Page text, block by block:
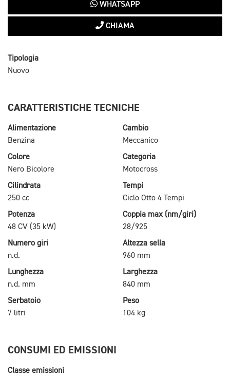
WHATSAPP
CHIAMA
Tipologia
Nuovo
CARATTERISTICHE TECNICHE
Alimentazione
Benzina
Cambio
Meccanico
Colore
Nero Bicolore
Categoria
Motocross
Cilindrata
250 cc
Tempi
Ciclo Otto 4 Tempi
Potenza
48 CV (35 kW)
Coppia max (nm/giri)
28/925
Numero giri
n.d.
Altezza sella
960 mm
Lunghezza
n.d. mm
Larghezza
840 mm
Serbatoio
7 litri
Peso
104 kg
CONSUMI ED EMISSIONI
Classe emissioni